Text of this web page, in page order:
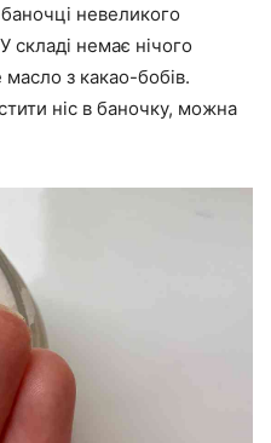
невеликого
складі немає нічого
з какао-бобів.
ніс в баночку, можна